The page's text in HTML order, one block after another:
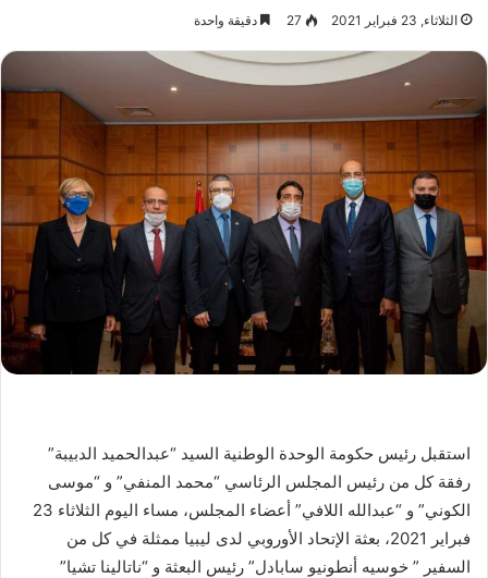
الثلاثاء, 23 فبراير 2021 27 دقيقة واحدة
استقبل رئيس حكومة الوحدة الوطنية السيد “عبدالحميد الدبيبة”
رفقة كل من رئيس المجلس الرئاسي “محمد المنفي” و “موسى
الكوني” و “عبدالله اللافي” أعضاء المجلس، مساء اليوم الثلاثاء 23
فبراير 2021، بعثة الإتحاد الأوروبي لدى ليبيا ممثلة في كل من
السفير ” خوسيه أنطونيو سابادل” رئيس البعثة و “ناتالينا تشيا”